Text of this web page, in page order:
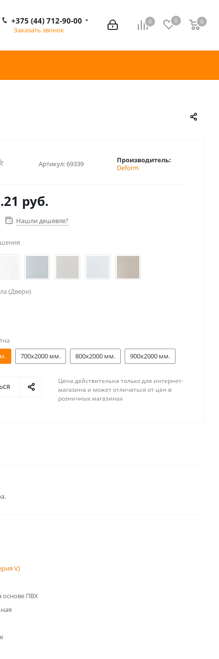
0 0 0
0
+375 (44) 712-90-00
Заказать звонок
Артикул:69339
Производитель:
Deform
руб.
Нашли дешевле?
(Двери)
700x2000 мм. 800x2000 мм. 900x2000 мм.
Цена действительна только для интернет-
магазина и может отличаться от цен в
розничных магазинах
V)
основе ПВХ